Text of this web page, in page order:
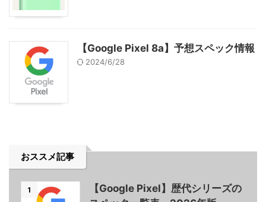
【Google Pixel 8a】予想スペック情報
2024/6/28
おススメ記事
1
【Google Pixel】歴代シリーズの